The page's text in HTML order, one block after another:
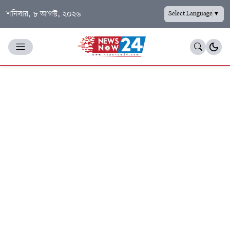
শনিবার, ৮ আগস্ট, ২০২৬ Select Language▼